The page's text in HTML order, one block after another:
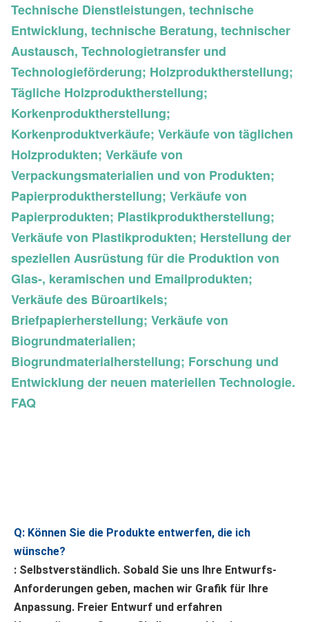
Technische Dienstleistungen, technische
Entwicklung, technische Beratung, technischer
Austausch, Technologietransfer und
Technologieförderung; Holzproduktherstellung;
Tägliche Holzproduktherstellung;
Korkenproduktherstellung;
Korkenproduktverkäufe; Verkäufe von täglichen
Holzprodukten; Verkäufe von
Verpackungsmaterialien und von Produkten;
Papierproduktherstellung; Verkäufe von
Papierprodukten; Plastikproduktherstellung;
Verkäufe von Plastikprodukten; Herstellung der
speziellen Ausrüstung für die Produktion von
Glas-, keramischen und Emailprodukten;
Verkäufe des Büroartikels;
Briefpapierherstellung; Verkäufe von
Biogrundmaterialien;
Biogrundmaterialherstellung; Forschung und
Entwicklung der neuen materiellen Technologie.
FAQ
Q: Können Sie die Produkte entwerfen, die ich
wünsche?
: Selbstverständlich. Sobald Sie uns Ihre Entwurfs-
Anforderungen geben, machen wir Grafik für Ihre
Anpassung. Freier Entwurf und erfahren